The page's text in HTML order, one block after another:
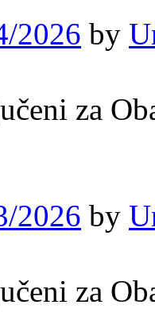
2026 by
za
2026 by
za